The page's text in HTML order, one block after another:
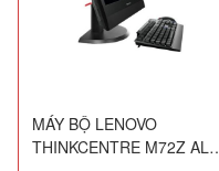
MÁY BỘ LENOVO
THINKCENTRE M72Z ALL